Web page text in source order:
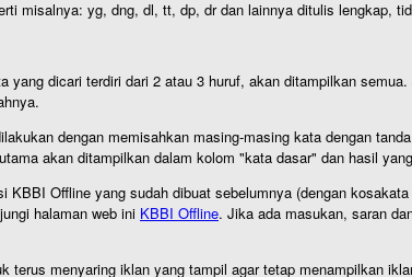
misalnya: yg, dng, dl, tt, dp, dr dan lainnya ditulis lengkap,
yang dicari terdiri dari 2 atau 3 huruf, akan ditampilkan
dengan memisahkan masing-masing kata dengan
akan ditampilkan dalam kolom "kata dasar" dan hasil
KBBI Offline yang sudah dibuat sebelumnya (dengan
halaman web ini KBBI Offline. Jika ada masukan, saran
terus menyaring iklan yang tampil agar tetap menampilkan